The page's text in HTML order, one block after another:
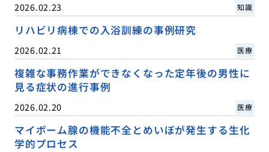
2026.02.23 知識
リハビリ病棟での入浴訓練の事例研究
2026.02.21 医療
複雑な事務作業ができなくなった定年後の男性に
見る症状の進行事例
2026.02.20 医療
マイボーム腺の機能不全とめいぼが発生する生化
学的プロセス